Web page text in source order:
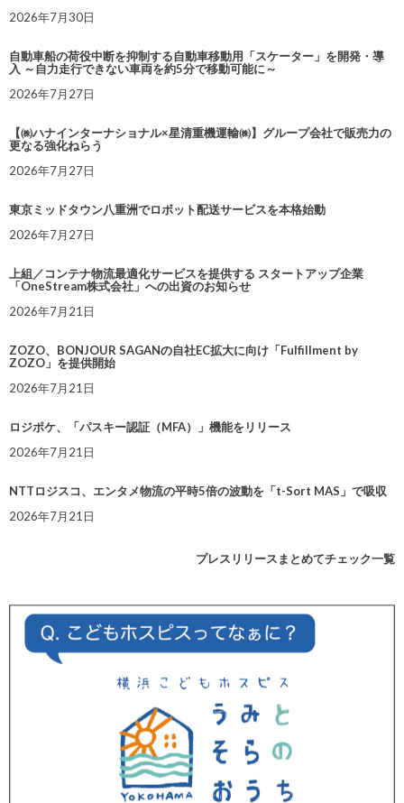
2026年7月30日
自動車船の荷役中断を抑制する自動車移動用「スケーター」を開発・導
入 ～自力走行できない車両を約5分で移動可能に～
2026年7月27日
【㈱ハナインターナショナル×星清重機運輸㈱】グループ会社で販売力の
更なる強化ねらう
2026年7月27日
東京ミッドタウン八重洲でロボット配送サービスを本格始動
2026年7月27日
上組／コンテナ物流最適化サービスを提供する スタートアップ企業
「OneStream株式会社」への出資のお知らせ
2026年7月21日
ZOZO、BONJOUR SAGANの自社EC拡大に向け「Fulfillment by
ZOZO」を提供開始
2026年7月21日
ロジポケ、「パスキー認証（MFA）」機能をリリース
2026年7月21日
NTTロジスコ、エンタメ物流の平時5倍の波動を「t-Sort MAS」で吸収
2026年7月21日
プレスリリースまとめてチェック一覧